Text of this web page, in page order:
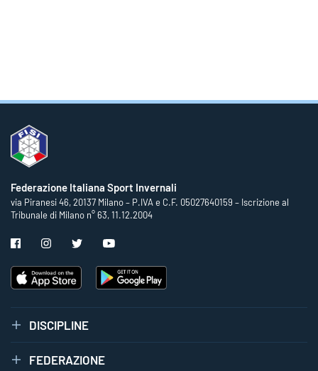
Federazione Italiana Sport Invernali
via Piranesi 46, 20137 Milano – P.IVA e C.F. 05027640159 – Iscrizione al
Tribunale di Milano n° 63, 11.12.2004
DISCIPLINE
FEDERAZIONE